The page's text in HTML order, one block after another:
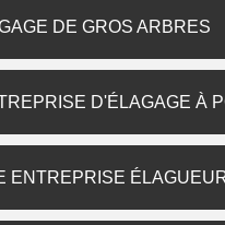
DE GROS ARBRES
D'ÉLAGAGE À
ENTREPRISE